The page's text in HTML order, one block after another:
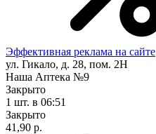
Эффективная реклама на сайте
ул. Гикало, д. 28, пом. 2Н
Наша Аптека №9
Закрыто
1 шт. в 06:51
Закрыто
41,90 р.